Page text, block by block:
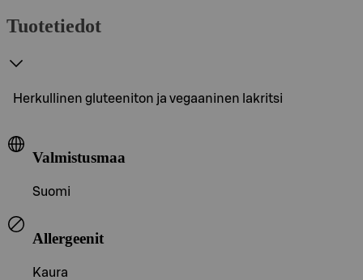
Tuotetiedot
Herkullinen gluteeniton ja vegaaninen lakritsi
Valmistusmaa
Suomi
Allergeenit
Kaura